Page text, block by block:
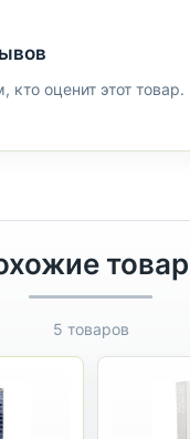
кто оценит этот товар.
5 товаров